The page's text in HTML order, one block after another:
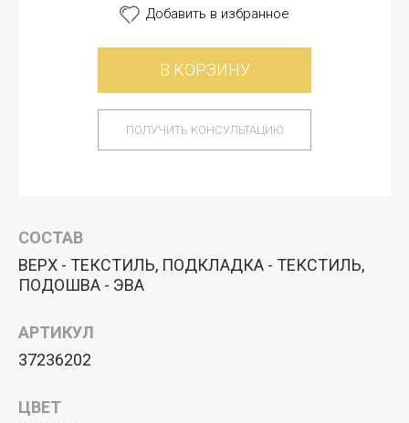
Добавить в избранное
В КОРЗИНУ
ПОЛУЧИТЬ КОНСУЛЬТАЦИЮ
АРТИКУЛ
37236202
ЦВЕТ
СОСТАВ
ВЕРХ - ТЕКСТИЛЬ, ПОДКЛАДКА - ТЕКСТИЛЬ,
ПОДОШВА - ЭВА